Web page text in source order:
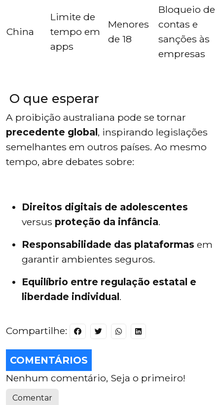
China
Limite de
tempo em
apps
Menores
de 18
Bloqueio de
contas e
sanções às
empresas
O que esperar
A proibição australiana pode se tornar
precedente global, inspirando legislações
semelhantes em outros países. Ao mesmo
tempo, abre debates sobre:
Direitos digitais de adolescentes
versus proteção da infância.
Responsabilidade das plataformas em
garantir ambientes seguros.
Equilíbrio entre regulação estatal e
liberdade individual.
Compartilhe:
COMENTÁRIOS
Nenhum comentário, Seja o primeiro!
Comentar